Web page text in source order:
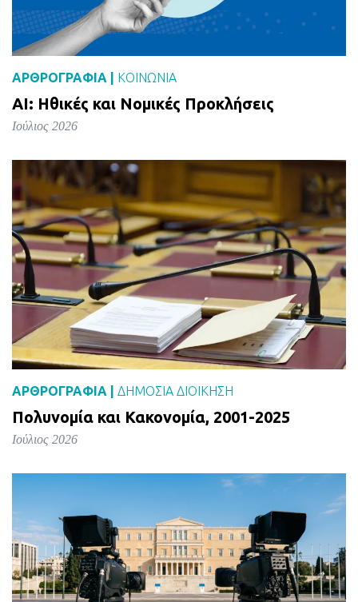
ΑΡΘΡΟΓΡΑΦΙΑ | ΚΟΙΝΩΝΙΑ
AI: Ηθικές και Νομικές Προκλήσεις
Ιούλιος 2026
ΑΡΘΡΟΓΡΑΦΙΑ | ΔΗΜΌΣΙΑ ΔΙΟΊΚΗΣΗ
Πολυνομία και Κακονομία, 2001-2025
Ιούλιος 2026